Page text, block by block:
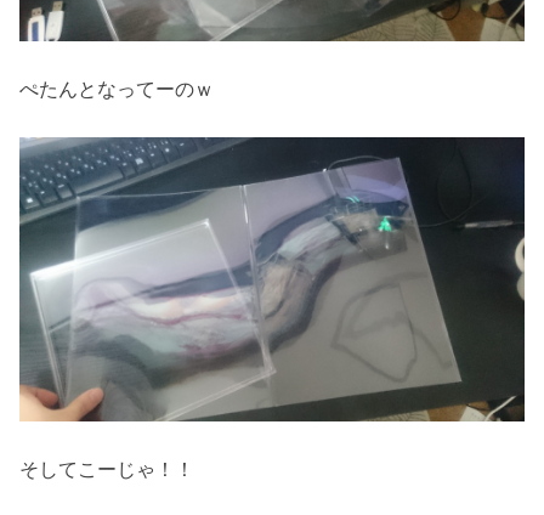
ぺたんとなってーのｗ
そしてこーじゃ！！